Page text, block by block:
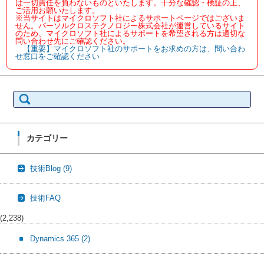
は一切責任を負わないものといたします。十分な確認・検証の上、
ご活用お願いたします。
※当サイトはマイクロソフト社によるサポートページではございま
せん。パーソルクロステクノロジー株式会社が運営しているサイト
のため、マイクロソフト社によるサポートを希望される方は適切な
問い合わせ先にご確認ください。
【重要】マイクロソフト社のサポートをお求めの方は、問い合わ
せ窓口をご確認ください
索:
カテゴリー
技術Blog (9)
技術FAQ
(2,238)
Dynamics 365 (2)